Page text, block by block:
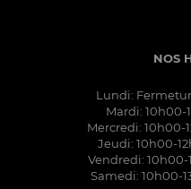
NOS
Lundi:
Mardi: 10h00-
Mercredi: 10h00-
Jeudi: 10h00-
Vendredi: 10h00-
Samedi: 10h00-